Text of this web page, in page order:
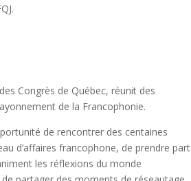
Congrès de Québec, réunit des
de la Francophonie.
de rencontrer des centaines
d’affaires francophone, de prendre part
les réflexions du monde